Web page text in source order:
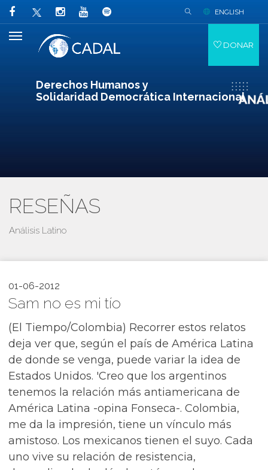
Derechos Humanos y
Solidaridad Democrática Internacional
ENGLISH
DONAR
RESEÑAS
Análisis Latino
01-06-2012
Sam no es mi tío
(El Tiempo/Colombia) Recorrer estos relatos
deja ver que, según el país de América Latina
de donde se venga, puede variar la idea de
Estados Unidos. 'Creo que los argentinos
tenemos la relación más antiamericana de
América Latina -opina Fonseca-. Colombia,
me da la impresión, tiene un vínculo más
amistoso. Los mexicanos tienen el suyo. Cada
uno vive su relación de resistencia,